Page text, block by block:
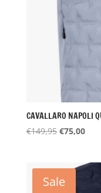
CAVALLARO NAPOLI
€149,95
€149,95.
€75,00
Sale